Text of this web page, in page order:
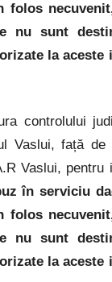
folos
nu sunt
la aceste
controlului
Vaslui, față de
Vaslui, pentru
în serviciu
folos
nu sunt
la aceste